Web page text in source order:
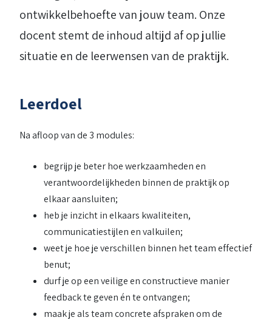
ontwikkelbehoefte van jouw team. Onze
docent stemt de inhoud altijd af op jullie
situatie en de leerwensen van de praktijk.
Leerdoel
Na afloop van de 3 modules:
begrijp je beter hoe werkzaamheden en
verantwoordelijkheden binnen de praktijk op
elkaar aansluiten;
heb je inzicht in elkaars kwaliteiten,
communicatiestijlen en valkuilen;
weet je hoe je verschillen binnen het team effectief
benut;
durf je op een veilige en constructieve manier
feedback te geven én te ontvangen;
maak je als team concrete afspraken om de